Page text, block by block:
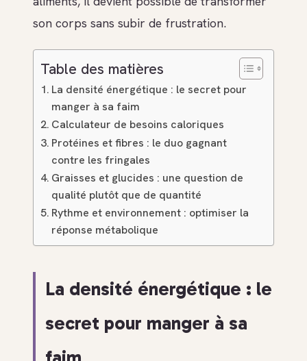
son corps sans subir de frustration.
Table des matières
La densité énergétique : le secret pour
manger à sa faim
Calculateur de besoins caloriques
Protéines et fibres : le duo gagnant
contre les fringales
Graisses et glucides : une question de
qualité plutôt que de quantité
Rythme et environnement : optimiser la
réponse métabolique
La densité énergétique : le
secret pour manger à sa